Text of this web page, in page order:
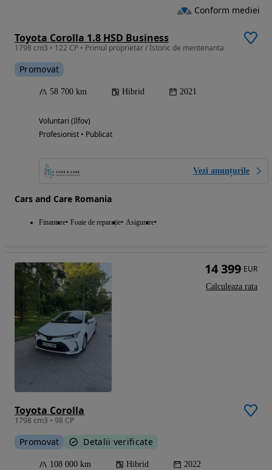
Toyota Corolla 1.8 HSD Business
1798 cm3 • 122 CP • Primul proprietar / Istoric de mentenanta
Promovat
58 700 km Hibrid 2021
Voluntari (Ilfov)
Profesionist • Publicat
Vezi anunțurile
Cars and Care Romania
Finantare Foaie de reparație Asigurare
Conform mediei
Toyota Corolla
1798 cm3 • 98 CP
Promovat Detalii verificate
108 000 km Hibrid 2022
14 399 EUR
Calculeaza rata